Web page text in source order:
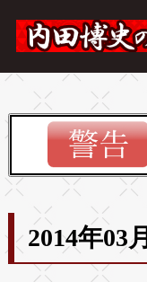
2014年03